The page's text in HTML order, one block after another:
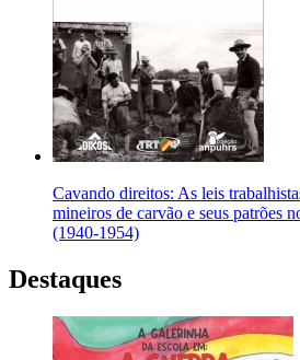
Cavando direitos: As leis
mineiros de carvão e seus patrões
(1940-1954)
Destaques